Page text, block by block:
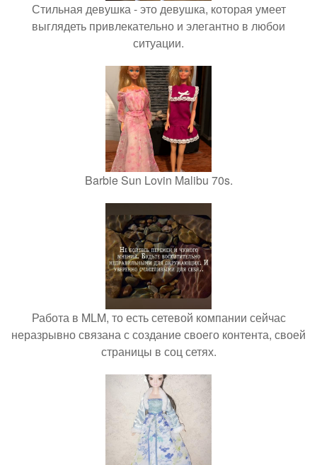
Стильная девушка - это девушка, которая умеет
выглядеть привлекательно и элегантно в любои
ситуации.
Barbie Sun Lovin Malibu 70s.
Работа в MLM, то есть сетевой компании сейчас
неразрывно связана с создание своего контента, своей
страницы в соц сетях.